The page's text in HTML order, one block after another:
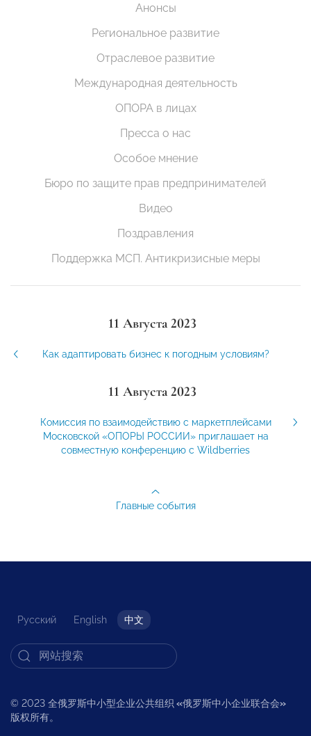
Анонсы
Региональное развитие
Отраслевое развитие
Международная деятельность
ОПОРА в лицах
Пресса о нас
Особое мнение
Бюро по защите прав предпринимателей
Видео
Поздравления
Поддержка МСП. Антикризисные меры
11 Августа 2023
Как адаптировать бизнес к погодным условиям?
11 Августа 2023
Комиссия по взаимодействию с маркетплейсами
Московской «ОПОРЫ РОССИИ» приглашает на
совместную конференцию с Wildberries
Главные события
Русский English 中文
© 2023 全俄罗斯中小型企业公共组织 «俄罗斯中小企业联合会»
版权所有。